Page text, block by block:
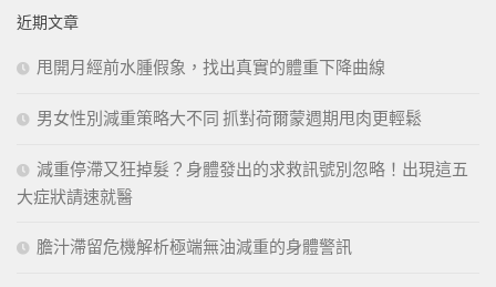
字:
近期文章
甩開月經前水腫假象，找出真實的體重下降曲線
男女性別減重策略大不同 抓對荷爾蒙週期甩肉更輕鬆
減重停滯又狂掉髮？身體發出的求救訊號別忽略！出現這五
大症狀請速就醫
膽汁滯留危機解析極端無油減重的身體警訊